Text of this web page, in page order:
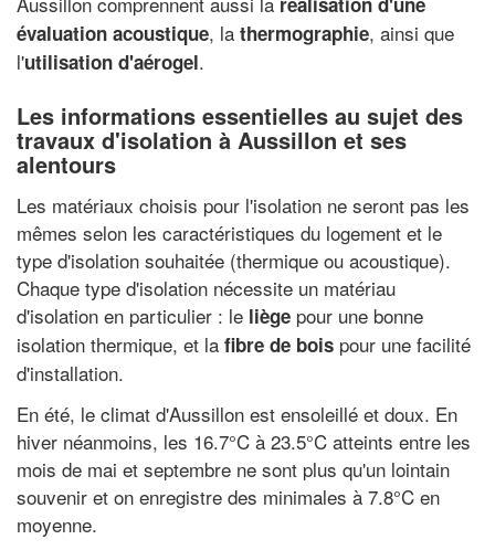
évaluation acoustique, la thermographie, ainsi que
l'utilisation d'aérogel.
Les informations essentielles au sujet des
travaux d'isolation à Aussillon et ses
alentours
Les matériaux choisis pour l'isolation ne seront pas les
mêmes selon les caractéristiques du logement et le
type d'isolation souhaitée (thermique ou acoustique).
Chaque type d'isolation nécessite un matériau
d'isolation en particulier : le liège pour une bonne
isolation thermique, et la fibre de bois pour une facilité
d'installation.
En été, le climat d'Aussillon est ensoleillé et doux. En
hiver néanmoins, les 16.7°C à 23.5°C atteints entre les
mois de mai et septembre ne sont plus qu'un lointain
souvenir et on enregistre des minimales à 7.8°C en
moyenne.